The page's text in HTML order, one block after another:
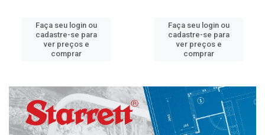
Faça seu login ou
cadastre-se para
ver preços e
comprar
Faça seu login ou
cadastre-se para
ver preços e
comprar